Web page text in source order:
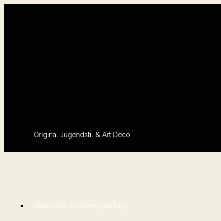
Original Jugendstil & Art Déco
Maßmöbel & Raumgestaltung